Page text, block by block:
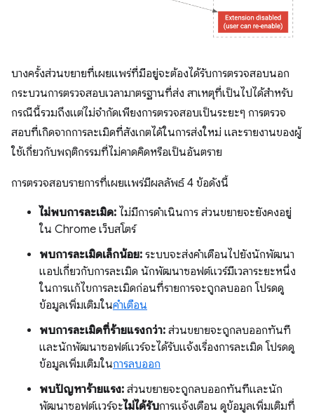
บางครั้งส่วนขยายที่เผยแพร่ที่มีอยู่จะต้องได้รับการตรวจสอบนอก
กระบวนการตรวจสอบเวลามาตรฐานที่ส่ง สาเหตุที่เป็นไปได้สำหรับ
กรณีนี้รวมถึงแต่ไม่จำกัดเพียงการตรวจสอบเป็นระยะๆ การตรวจ
สอบที่เกิดจากการละเมิดที่สังเกตได้ในการส่งใหม่ และรายงานของผู้
ใช้เกี่ยวกับพฤติกรรมที่ไม่คาดคิดหรือเป็นอันตราย
การตรวจสอบรายการที่เผยแพร่มีผลลัพธ์ 4 ข้อดังนี้
ไม่พบการละเมิด: ไม่มีการดำเนินการ ส่วนขยายจะยังคงอยู่
ใน Chrome เว็บสโตร์
พบการละเมิดเล็กน้อย: ระบบจะส่งคำเตือนไปยังนักพัฒนา
แอปเกี่ยวกับการละเมิด นักพัฒนาซอฟต์แวร์มีเวลาระยะหนึ่ง
ในการแก้ไขการละเมิดก่อนที่รายการจะถูกลบออก โปรดดู
ข้อมูลเพิ่มเติมในคำเตือน
พบการละเมิดที่ร้ายแรงกว่า: ส่วนขยายจะถูกลบออกทันที
และนักพัฒนาซอฟต์แวร์จะได้รับแจ้งเรื่องการละเมิด โปรดดู
ข้อมูลเพิ่มเติมในการลบออก
พบปัญหาร้ายแรง: ส่วนขยายจะถูกลบออกทันทีและนัก
พัฒนาซอฟต์แวร์จะไม่ได้รับการแจ้งเตือน ดูข้อมูลเพิ่มเติมที่